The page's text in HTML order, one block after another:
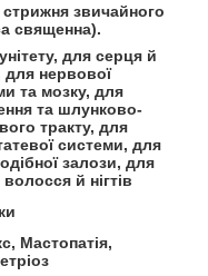
звичайного
священна).
для серця й
для нервової
та мозку, для
та шлунково-
тракту, для
системи, для
залози, для
й нігтів
Мастопатія,